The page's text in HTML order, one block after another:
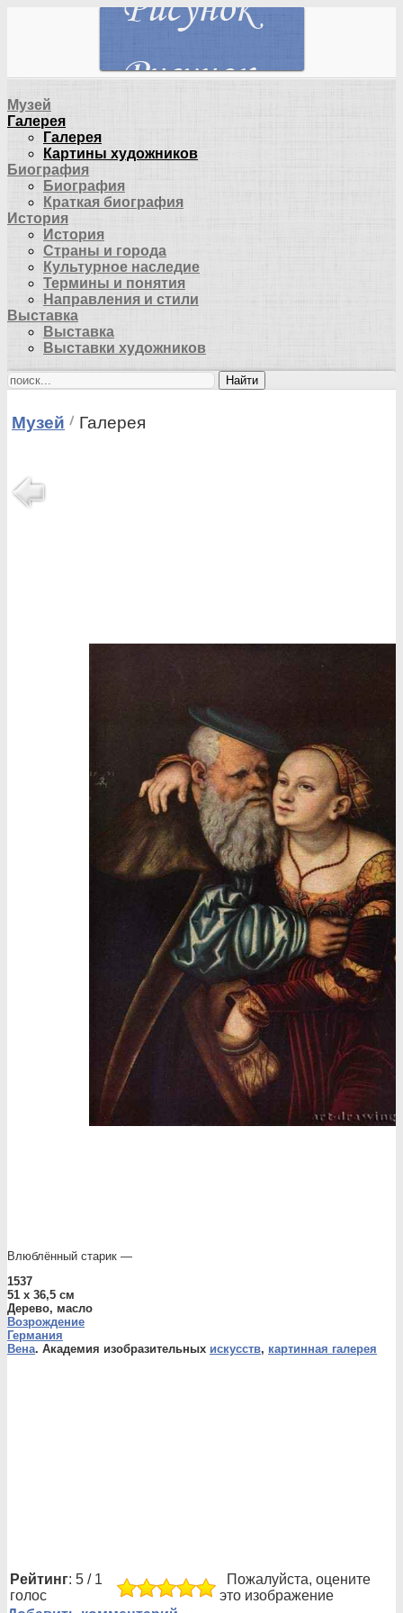
Музей
Галерея
Галерея
Картины художников
Биография
Биография
Краткая биография
История
История
Страны и города
Культурное наследие
Термины и понятия
Направления и стили
Выставка
Выставка
Выставки художников
Найти
Музей Галерея
Влюблённый старик —
1537
51 x 36,5 см
Дерево, масло
Возрождение
Германия
Вена. Академия изобразительных искусств, картинная галерея
Рейтинг: 5 / 1
голос
Пожалуйста, оцените
это изображение